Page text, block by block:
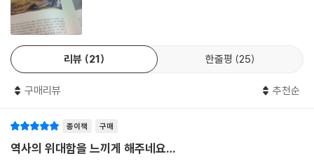
리뷰 21 한줄평 25
구매리뷰 추천순
종이책 구매
역사의 위대함을 느끼게 해주네요…